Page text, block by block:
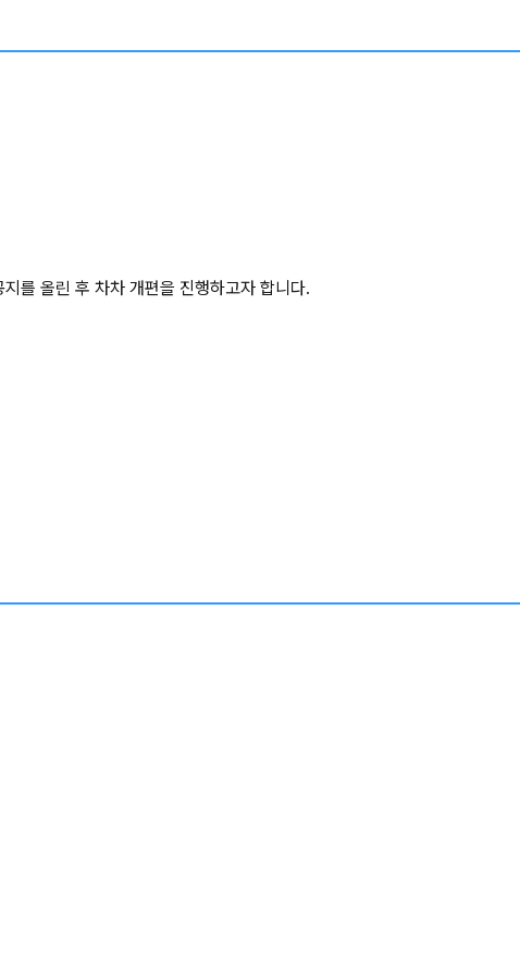
를 올린 후 차차 개편을 진행하고자 합니다.